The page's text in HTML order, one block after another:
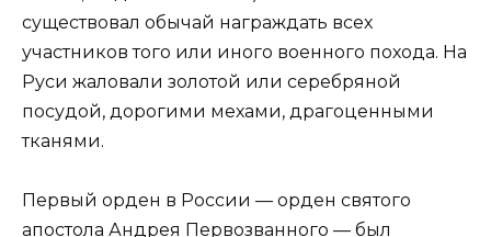
существовал обычай награждать всех
участников того или иного военного похода. На
Руси жаловали золотой или серебряной
посудой, дорогими мехами, драгоценными
тканями.
Первый орден в России — орден святого
апостола Андрея Первозванного — был